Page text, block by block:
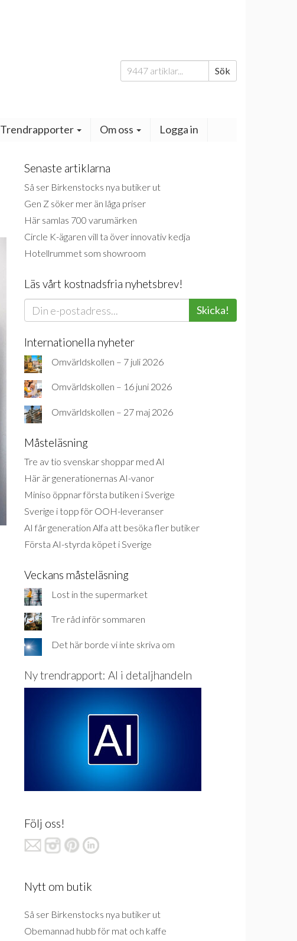
Sök
efter:
Sök
Trendrapporter Om oss Logga in
Senaste artiklarna
Så ser Birkenstocks nya butiker ut
Gen Z söker mer än låga priser
Här samlas 700 varumärken
Circle K-ägaren vill ta över innovativ kedja
Hotellrummet som showroom
Läs vårt kostnadsfria nyhetsbrev!
Skicka!
Internationella nyheter
Omvärldskollen – 7 juli 2026
Omvärldskollen – 16 juni 2026
Omvärldskollen – 27 maj 2026
Måsteläsning
Tre av tio svenskar shoppar med AI
Här är generationernas AI-vanor
Miniso öppnar första butiken i Sverige
Sverige i topp för OOH-leveranser
AI får generation Alfa att besöka fler butiker
Första AI-styrda köpet i Sverige
Veckans måsteläsning
Lost in the supermarket
Tre råd inför sommaren
Det här borde vi inte skriva om
Ny trendrapport: AI i detaljhandeln
Följ oss!
Nytt om butik
Så ser Birkenstocks nya butiker ut
Obemannad hubb för mat och kaffe